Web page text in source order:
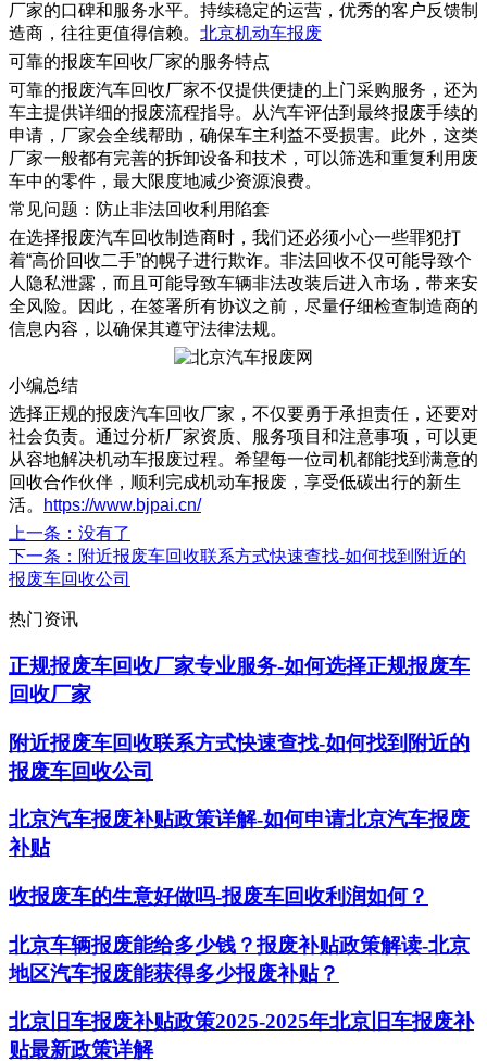
厂家的口碑和服务水平。持续稳定的运营，优秀的客户反馈制
造商，往往更值得信赖。 北京机动车报废
可靠的报废车回收厂家的服务特点
可靠的报废汽车回收厂家不仅提供便捷的上门采购服务，还为
车主提供详细的报废流程指导。从汽车评估到最终报废手续的
申请，厂家会全线帮助，确保车主利益不受损害。此外，这类
厂家一般都有完善的拆卸设备和技术，可以筛选和重复利用废
车中的零件，最大限度地减少资源浪费。
​常见问题：防止非法回收利用陷套
在选择报废汽车回收制造商时，我们还必须小心一些罪犯打
着“高价回收二手”的幌子进行欺诈。非法回收不仅可能导致个
人隐私泄露，而且可能导致车辆非法改装后进入市场，带来安
全风险。因此，在签署所有协议之前，尽量仔细检查制造商的
信息内容，以确保其遵守法律法规。
小编总结
选择正规的报废汽车回收厂家，不仅要勇于承担责任，还要对
社会负责。通过分析厂家资质、服务项目和注意事项，可以更
从容地解决机动车报废过程。希望每一位司机都能找到满意的
回收合作伙伴，顺利完成机动车报废，享受低碳出行的新生
活。
https://www.bjpai.cn/
上一条 ：没有了
下一条 ：附近报废车回收联系方式快速查找-如何找到附近的
报废车回收公司
热门资讯
正规报废车回收厂家专业服务-如何选择正规报废车
回收厂家
附近报废车回收联系方式快速查找-如何找到附近的
报废车回收公司
北京汽车报废补贴政策详解-如何申请北京汽车报废
补贴
收报废车的生意好做吗-报废车回收利润如何？
北京车辆报废能给多少钱？报废补贴政策解读-北京
地区汽车报废能获得多少报废补贴？
北京旧车报废补贴政策2025-2025年北京旧车报废补
贴最新政策详解